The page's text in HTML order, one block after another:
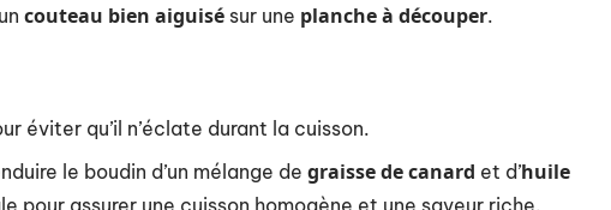
couteau bien aiguisé sur une planche à découper.
éviter qu’il n’éclate durant la cuisson.
le boudin d’un mélange de graisse de canard et d’huile
pour assurer une cuisson homogène et une saveur riche.